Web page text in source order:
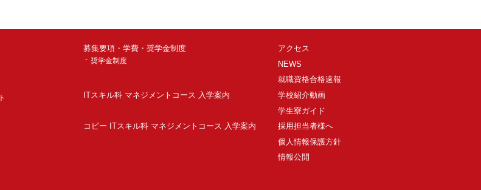
募集要項・学費・奨学金制度
奨学金制度
ITスキル科 マネジメントコース 入学案内
コピー ITスキル科 マネジメントコース 入学案内
アクセス
NEWS
就職資格合格速報
学校紹介動画
学生寮ガイド
採用担当者様へ
個人情報保護方針
情報公開